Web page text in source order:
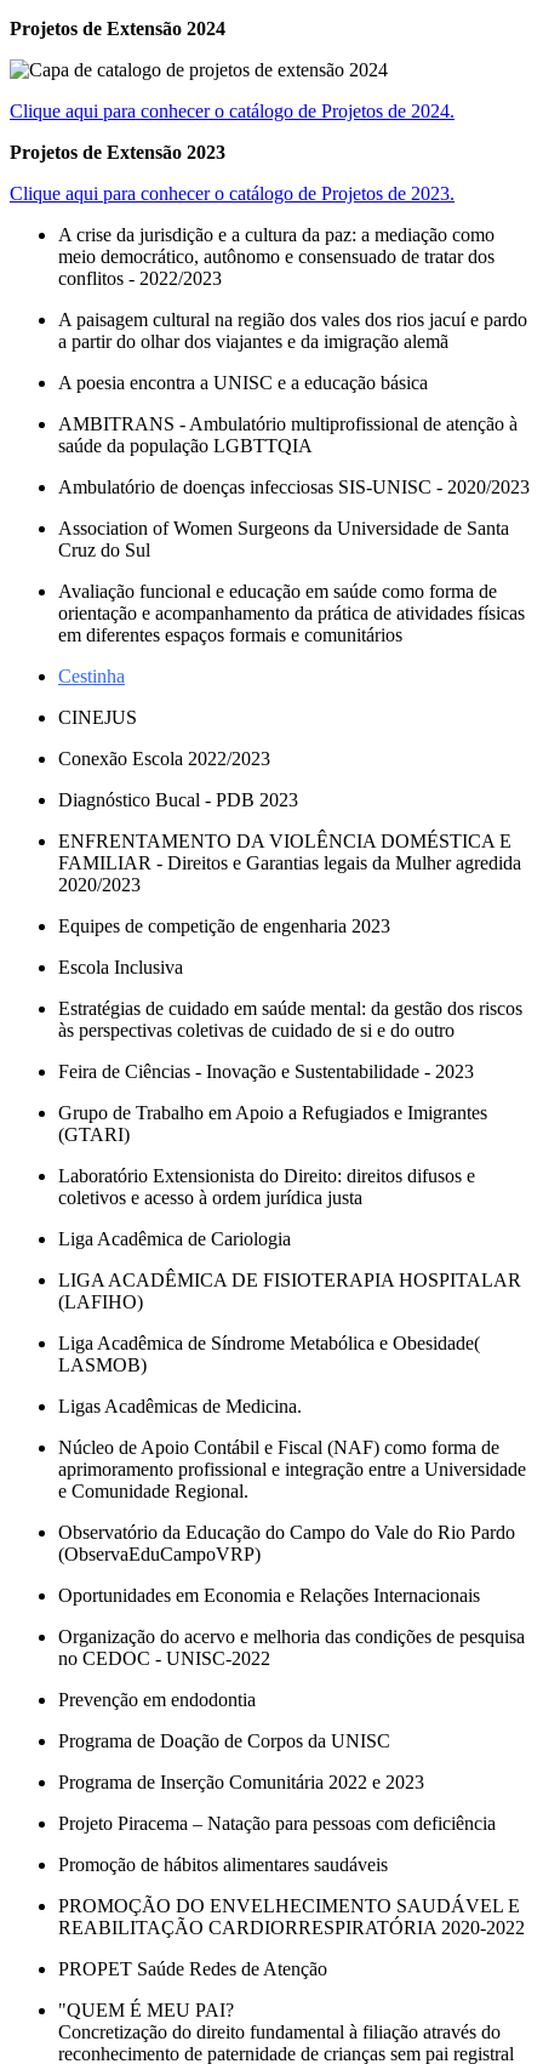
Projetos de Extensão 2024
Clique aqui para conhecer o catálogo de Projetos de 2024.
Projetos de Extensão 2023
Clique aqui para conhecer o catálogo de Projetos de 2023.
A crise da jurisdição e a cultura da paz: a mediação como
meio democrático, autônomo e consensuado de tratar dos
conflitos - 2022/2023
A paisagem cultural na região dos vales dos rios jacuí e pardo
a partir do olhar dos viajantes e da imigração alemã
A poesia encontra a UNISC e a educação básica
AMBITRANS - Ambulatório multiprofissional de atenção à
saúde da população LGBTTQIA
Ambulatório de doenças infecciosas SIS-UNISC - 2020/2023
Association of Women Surgeons da Universidade de Santa
Cruz do Sul
Avaliação funcional e educação em saúde como forma de
orientação e acompanhamento da prática de atividades físicas
em diferentes espaços formais e comunitários
Cestinha
CINEJUS
Conexão Escola 2022/2023
Diagnóstico Bucal - PDB 2023
ENFRENTAMENTO DA VIOLÊNCIA DOMÉSTICA E
FAMILIAR - Direitos e Garantias legais da Mulher agredida
2020/2023
Equipes de competição de engenharia 2023
Escola Inclusiva
Estratégias de cuidado em saúde mental: da gestão dos riscos
às perspectivas coletivas de cuidado de si e do outro
Feira de Ciências - Inovação e Sustentabilidade - 2023
Grupo de Trabalho em Apoio a Refugiados e Imigrantes
(GTARI)
Laboratório Extensionista do Direito: direitos difusos e
coletivos e acesso à ordem jurídica justa
Liga Acadêmica de Cariologia
LIGA ACADÊMICA DE FISIOTERAPIA HOSPITALAR
(LAFIHO)
Liga Acadêmica de Síndrome Metabólica e Obesidade(
LASMOB)
Ligas Acadêmicas de Medicina.
Núcleo de Apoio Contábil e Fiscal (NAF) como forma de
aprimoramento profissional e integração entre a Universidade
e Comunidade Regional.
Observatório da Educação do Campo do Vale do Rio Pardo
(ObservaEduCampoVRP)
Oportunidades em Economia e Relações Internacionais
Organização do acervo e melhoria das condições de pesquisa
no CEDOC - UNISC-2022
Prevenção em endodontia
Programa de Doação de Corpos da UNISC
Programa de Inserção Comunitária 2022 e 2023
Projeto Piracema – Natação para pessoas com deficiência
Promoção de hábitos alimentares saudáveis
PROMOÇÃO DO ENVELHECIMENTO SAUDÁVEL E
REABILITAÇÃO CARDIORRESPIRATÓRIA 2020-2022
PROPET Saúde Redes de Atenção
"QUEM É MEU PAI?
Concretização do direito fundamental à filiação através do
reconhecimento de paternidade de crianças sem pai registral